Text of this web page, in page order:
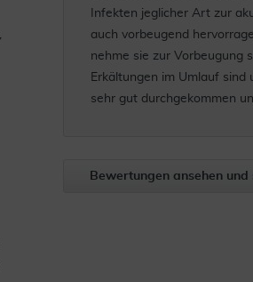
Infekten jeglicher Art zur
auch vorbeugend
nehme sie zur Vorbeugung
Erkältungen im Umlauf sind
sehr gut durchgekommen
Bewertungen ansehen